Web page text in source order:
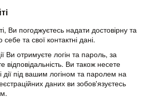
Ви погоджуєтесь надати достовірну та
та свої контактні дані.
Ви отримуєте логін та пароль, за
відповідальність. Ви також несете
дії під вашим логіном та паролем на
даних ви зобов'язуєтесь